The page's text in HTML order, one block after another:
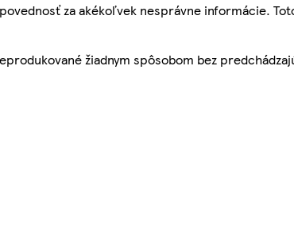
za akékoľvek nesprávne informácie.
žiadnym spôsobom bez